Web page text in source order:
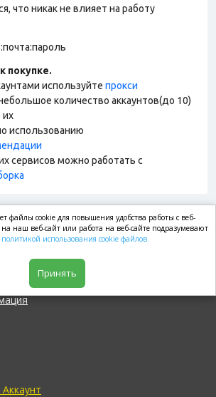
что никак не влияет на работу
покупке.
используйте прокси
количество аккаунтов(до 10)
их
использованию
сервисов можно работать с
файлы cookie для повышения удобства работы с веб-
на наш веб-сайт или работа на веб-сайте подразумевают
политикой использования cookie файлов.
Принять